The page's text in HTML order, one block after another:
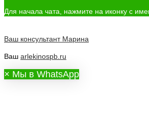
Для начала чата, нажмите на иконку с
Ваш консультант Марина
Ваш arlekinospb.ru
× Мы в WhatsApp